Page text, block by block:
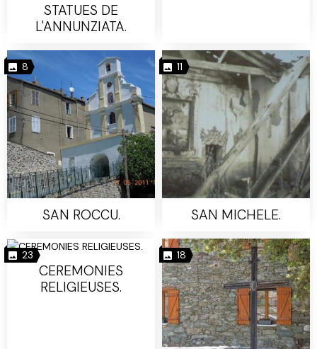
STATUES DE
L'ANNUNZIATA.
8
SAN ROCCU.
11
SAN MICHELE.
23
CEREMONIES
RELIGIEUSES.
18